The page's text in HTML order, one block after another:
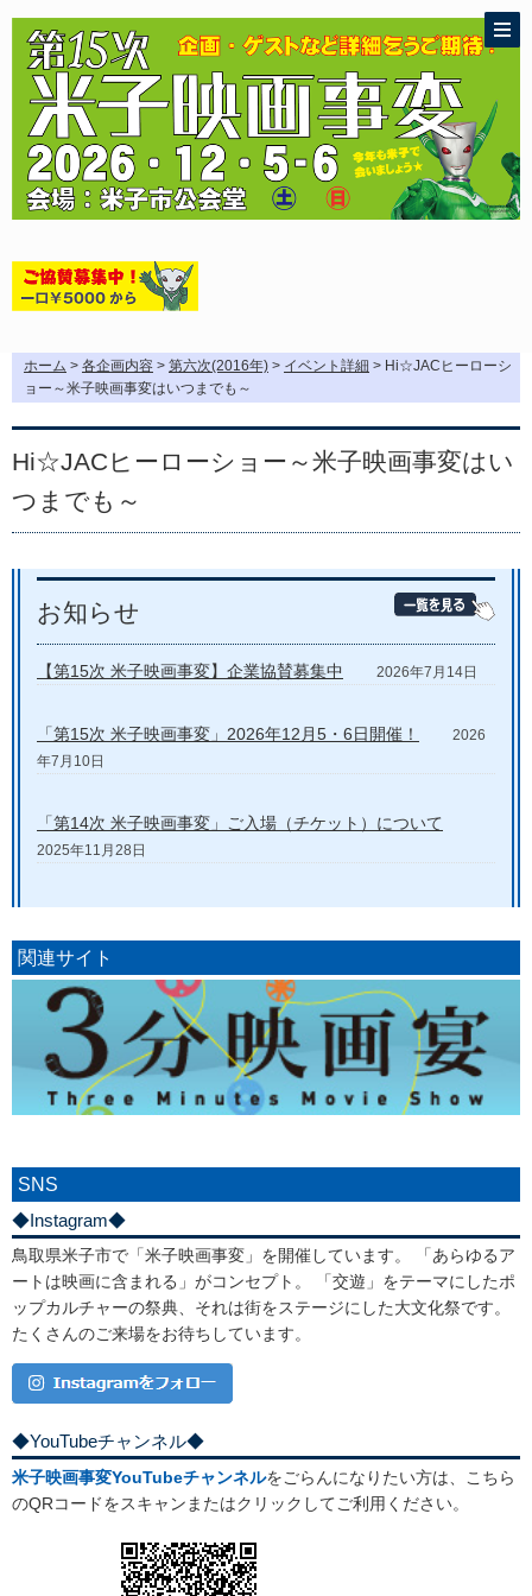
ホーム > 各企画内容 > 第六次(2016年) > イベント詳細 > Hi☆JACヒーローシ
ョー～米子映画事変はいつまでも～
Hi☆JACヒーローショー～米子映画事変はい
つまでも～
お知らせ
【第15次 米子映画事変】企業協賛募集中 2026年7月14日
「第15次 米子映画事変」2026年12月5・6日開催！
2026
年7月10日
「第14次 米子映画事変」ご入場（チケット）について
2025年11月28日
関連サイト
SNS
◆Instagram◆
鳥取県米子市で「米子映画事変」を開催しています。 「あらゆるア
ートは映画に含まれる」がコンセプト。 「交遊」をテーマにしたポ
ップカルチャーの祭典、それは街をステージにした大文化祭です。
たくさんのご来場をお待ちしています。
◆YouTubeチャンネル◆
米子映画事変YouTubeチャンネルをごらんになりたい方は、こちら
のQRコードをスキャンまたはクリックしてご利用ください。